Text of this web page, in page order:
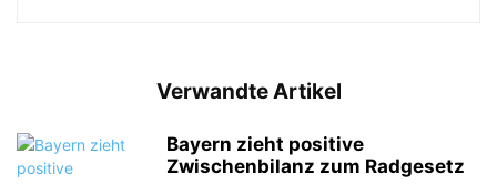
Verwandte Artikel
Bayern zieht positive
Zwischenbilanz zum Radgesetz